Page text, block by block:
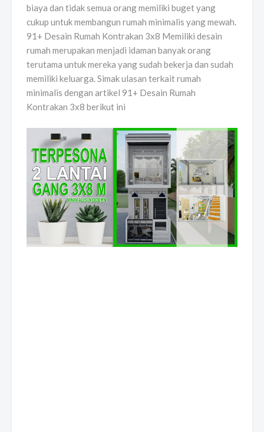
biaya dan tidak semua orang memiliki buget yang
cukup untuk membangun rumah minimalis yang mewah.
91+ Desain Rumah Kontrakan 3x8 Memiliki desain
rumah merupakan menjadi idaman banyak orang
terutama untuk mereka yang sudah bekerja dan sudah
memiliki keluarga. Simak ulasan terkait rumah
minimalis dengan artikel 91+ Desain Rumah
Kontrakan 3x8 berikut ini